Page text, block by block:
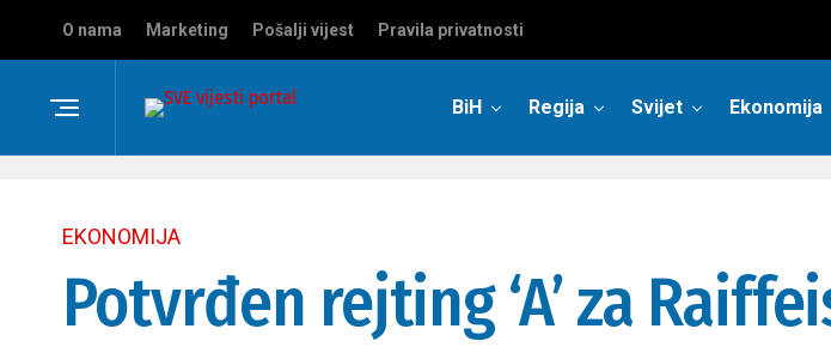
O nama Marketing Pošalji vijest Pravila privatnosti
BiH Regija Svijet Ekonomija
EKONOMIJA
Potvrđen rejting ‘A’ za